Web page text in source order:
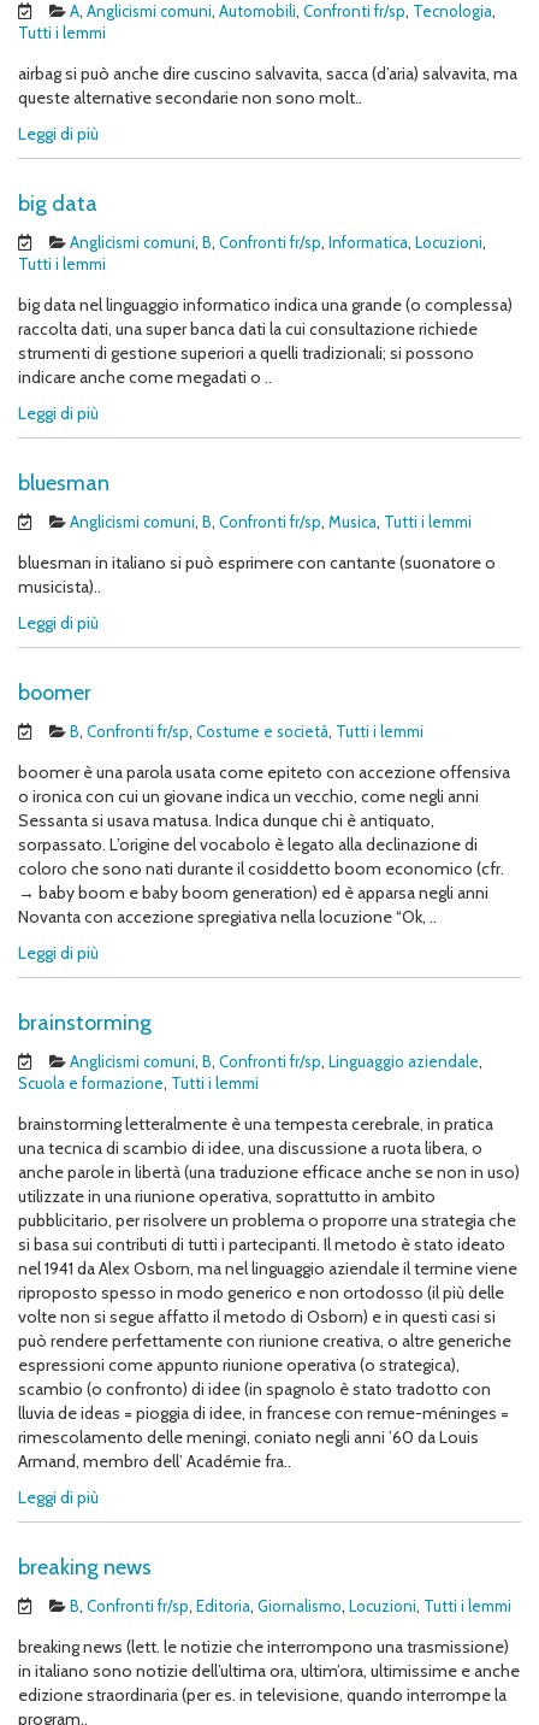
A, Anglicismi comuni, Automobili, Confronti fr/sp, Tecnologia,
Tutti i lemmi
airbag si può anche dire cuscino salvavita, sacca (d’aria) salvavita, ma
queste alternative secondarie non sono molt..
Leggi di più
big data
Anglicismi comuni, B, Confronti fr/sp, Informatica, Locuzioni,
Tutti i lemmi
big data nel linguaggio informatico indica una grande (o complessa)
raccolta dati, una super banca dati la cui consultazione richiede
strumenti di gestione superiori a quelli tradizionali; si possono
indicare anche come megadati o ..
Leggi di più
bluesman
Anglicismi comuni, B, Confronti fr/sp, Musica, Tutti i lemmi
bluesman in italiano si può esprimere con cantante (suonatore o
musicista)..
Leggi di più
boomer
B, Confronti fr/sp, Costume e società, Tutti i lemmi
boomer è una parola usata come epiteto con accezione offensiva
o ironica con cui un giovane indica un vecchio, come negli anni
Sessanta si usava matusa. Indica dunque chi è antiquato,
sorpassato. L’origine del vocabolo è legato alla declinazione di
coloro che sono nati durante il cosiddetto boom economico (cfr.
→ baby boom e baby boom generation) ed è apparsa negli anni
Novanta con accezione spregiativa nella locuzione “Ok, ..
Leggi di più
brainstorming
Anglicismi comuni, B, Confronti fr/sp, Linguaggio aziendale,
Scuola e formazione, Tutti i lemmi
brainstorming letteralmente è una tempesta cerebrale, in pratica
una tecnica di scambio di idee, una discussione a ruota libera, o
anche parole in libertà (una traduzione efficace anche se non in uso)
utilizzate in una riunione operativa, soprattutto in ambito
pubblicitario, per risolvere un problema o proporre una strategia che
si basa sui contributi di tutti i partecipanti. Il metodo è stato ideato
nel 1941 da Alex Osborn, ma nel linguaggio aziendale il termine viene
riproposto spesso in modo generico e non ortodosso (il più delle
volte non si segue affatto il metodo di Osborn) e in questi casi si
può rendere perfettamente con riunione creativa, o altre generiche
espressioni come appunto riunione operativa (o strategica),
scambio (o confronto) di idee (in spagnolo è stato tradotto con
lluvia de ideas = pioggia di idee, in francese con remue-méninges =
rimescolamento delle meningi, coniato negli anni ’60 da Louis
Armand, membro dell’ Académie fra..
Leggi di più
breaking news
B, Confronti fr/sp, Editoria, Giornalismo, Locuzioni, Tutti i lemmi
breaking news (lett. le notizie che interrompono una trasmissione)
in italiano sono notizie dell’ultima ora, ultim’ora, ultimissime e anche
edizione straordinaria (per es. in televisione, quando interrompe la
program..